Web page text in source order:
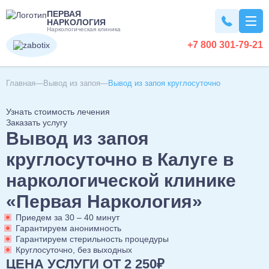
ПЕРВАЯ
НАРКОЛОГИЯ
Наркологическая клиника
+7 800 301-79-21
Вывод из запоя
Вывод из запоя на дому
Вывод из запоя в стационаре
Капельница от запоя
Капельница от алкоголя
Детокс капельница
Вызов нарколога на дом
Детоксикация алкоголиков
Срочный вывод из запоя
Экстренное вытрезвление
Вытрезвление на дому
Снятие ломки
Кодирование наркозависимости
УБОД
Нарколог на дом
Консультация нарколога
Консультация токсиколога
Наркологическая помощь
Алкоголизм
Лечение алкоголизма
Лечение алкоголизма в домашних условиях
Лечение алкоголизма в стационаре
Лечение алкоголизма круглосуточно
Лечение пивного алкоголизма
Нарколог на дом
Кодирование
Кодирование от алкоголизма
Кодирование на дому
Двойной блок
Похмелье
Лечение похмелья
Психиатрия
Главная Вывод из запоя Вывод из запоя круглосуточно
Вывод из запоя
круглосуточно в Калуге в
наркологической клинике
«Первая Наркология»
Приедем за 30 – 40 минут
Гарантируем анонимность
Гарантируем стерильность процедуры
Круглосуточно, без выходных
ЦЕНА УСЛУГИ ОТ 2 250₽
Узнать стоимость лечения
Заказать услугу